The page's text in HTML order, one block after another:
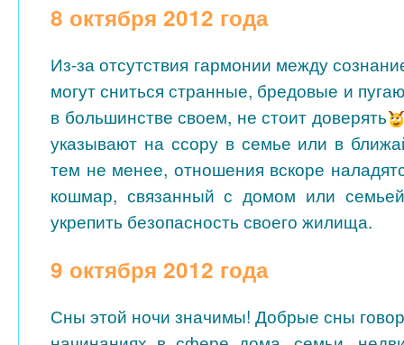
8 октября 2012 года
Из-за отсутствия гармонии между
могут сниться странные, бредовые и
в большинстве своем, не стоит доверять
указывают на ссору в семье или в
тем не менее, отношения вскоре
кошмар, связанный с домом или
укрепить безопасность своего жилища.
9 октября 2012 года
Сны этой ночи значимы! Добрые сны